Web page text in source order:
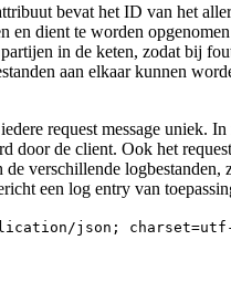
bevat het ID van het
en dient te worden
in de keten, zodat bij
aan elkaar kunnen
request message uniek. In
door de client. Ook het
verschillende logbestanden,
een log entry van
json;